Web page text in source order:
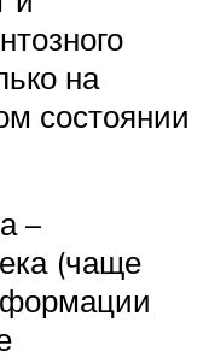
на
состоянии
–
(чаще